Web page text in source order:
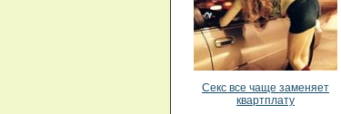
Секс все чаще заменяет
квартплату